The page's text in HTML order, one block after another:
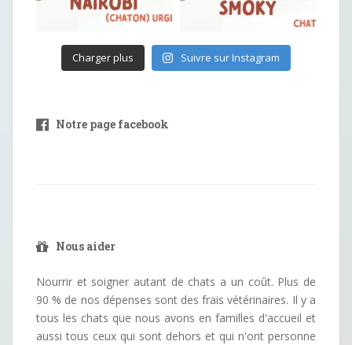
Charger plus Suivre sur Instagram
Notre page facebook
Nous aider
Nourrir et soigner autant de chats a un coût. Plus de
90 % de nos dépenses sont des frais vétérinaires. Il y a
tous les chats que nous avons en familles d'accueil et
aussi tous ceux qui sont dehors et qui n'ont personne